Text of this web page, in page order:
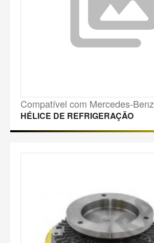
Compatível com Mercedes-Benz
HÉLICE DE REFRIGERAÇÃO